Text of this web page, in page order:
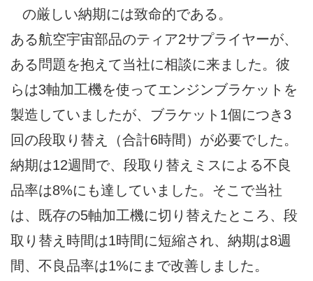
の厳しい納期には致命的である。
ある航空宇宙部品のティア2サプライヤーが、
ある問題を抱えて当社に相談に来ました。彼
らは3軸加工機を使ってエンジンブラケットを
製造していましたが、ブラケット1個につき3
回の段取り替え（合計6時間）が必要でした。
納期は12週間で、段取り替えミスによる不良
品率は8%にも達していました。そこで当社
は、既存の5軸加工機に切り替えたところ、段
取り替え時間は1時間に短縮され、納期は8週
間、不良品率は1%にまで改善しました。